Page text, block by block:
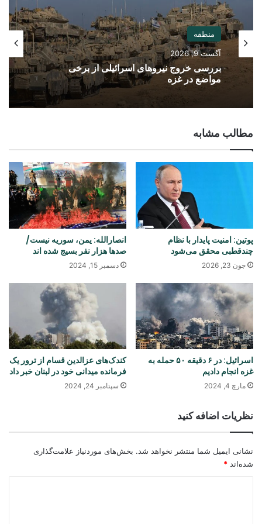
منطقه
آگست 9, 2026
بررسی خروج نیروهای اسرائیلی از برخی
مواضع در غزه
مطالب مشابه
پوتین: امنیت پایدار با نظام
چندقطبی محقق می‌شود
جون 23, 2026
انصارالله: یمن، سوریه نیست/
صدها هزار نفر بسیج شده اند
دسمبر 15, 2024
اسرائیل: در ۶ دقیقه ۵۰ حمله به
غزه انجام دادیم
مارچ 4, 2024
کندک‌های عزالدین قسام از ترور یک
فرمانده میدانی خود در لبنان خبر داد
سپتامبر 24, 2024
نظریات اضافه کنید
نشانی ایمیل شما منتشر نخواهد شد. بخش‌های موردنیاز علامت‌گذاری
شده‌اند *